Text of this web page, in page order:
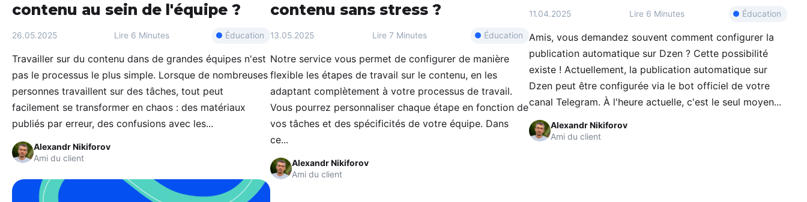
contenu au sein de l'équipe ?
26.05.2025 Lire 6 Minutes Éducation
Travailler sur du contenu dans de grandes équipes n'est
pas le processus le plus simple. Lorsque de nombreuses
personnes travaillent sur des tâches, tout peut
facilement se transformer en chaos : des matériaux
publiés par erreur, des confusions avec les...
Alexandr Nikiforov
Ami du client
contenu sans stress ?
13.05.2025 Lire 7 Minutes Éducation
Notre service vous permet de configurer de manière
flexible les étapes de travail sur le contenu, en les
adaptant complètement à votre processus de travail.
Vous pourrez personnaliser chaque étape en fonction de
vos tâches et des spécificités de votre équipe. Dans
ce...
Alexandr Nikiforov
Ami du client
11.04.2025 Lire 6 Minutes Éducation
Amis, vous demandez souvent comment configurer la
publication automatique sur Dzen ? Cette possibilité
existe ! Actuellement, la publication automatique sur
Dzen peut être configurée via le bot officiel de votre
canal Telegram. À l'heure actuelle, c'est le seul moyen...
Alexandr Nikiforov
Ami du client